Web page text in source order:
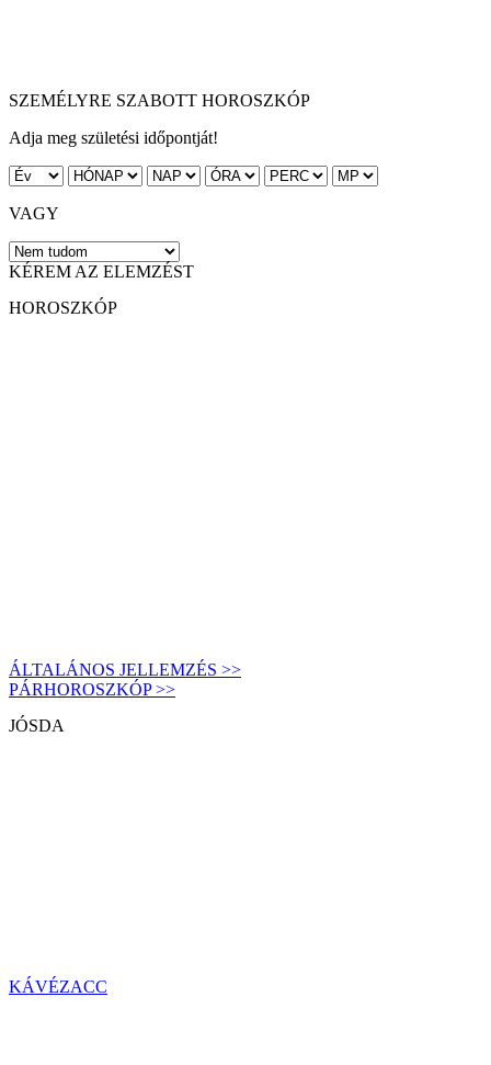
SZEMÉLYRE SZABOTT HOROSZKÓP
Adja meg születési időpontját!
VAGY
KÉREM AZ ELEMZÉST
HOROSZKÓP
ÁLTALÁNOS JELLEMZÉS >>
PÁRHOROSZKÓP >>
JÓSDA
KÁVÉZACC